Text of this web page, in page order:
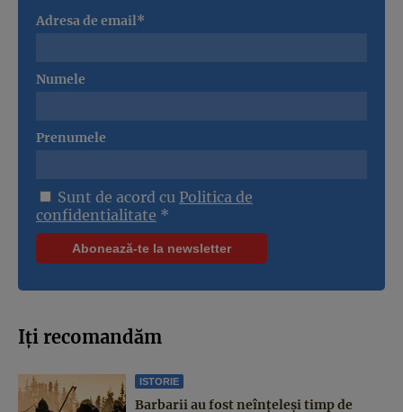
Adresa de email*
Numele
Prenumele
Sunt de acord cu Politica de
confidentialitate *
Iți recomandăm
ISTORIE
Barbarii au fost neînțeleși timp de